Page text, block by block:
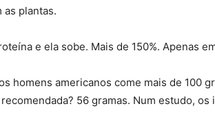
as plantas.
e ela sobe. Mais de 150%. Apenas
homens americanos come mais de 100
56 gramas. Num estudo,